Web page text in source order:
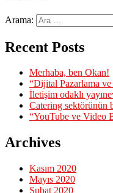
Arama:
Recent Posts
Merhaba, ben Okan!
“Dijital Pazarlama ve
İletişim odaklı
Catering sektörünün
“YouTube ve Video
Archives
Kasım 2020
Mayıs 2020
Şubat 2020